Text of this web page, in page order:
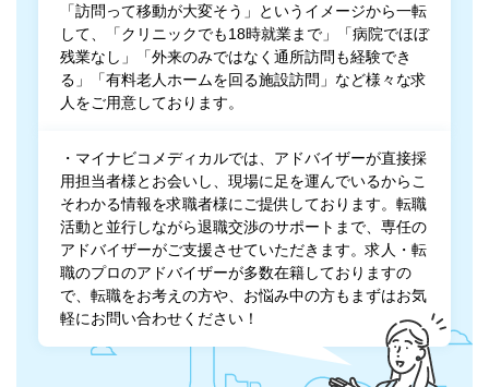
「訪問って移動が大変そう」というイメージから一転
して、「クリニックでも18時就業まで」「病院でほぼ
残業なし」「外来のみではなく通所訪問も経験でき
る」「有料老人ホームを回る施設訪問」など様々な求
人をご用意しております。
・マイナビコメディカルでは、アドバイザーが直接採
用担当者様とお会いし、現場に足を運んでいるからこ
そわかる情報を求職者様にご提供しております。転職
活動と並行しながら退職交渉のサポートまで、専任の
アドバイザーがご支援させていただきます。求人・転
職のプロのアドバイザーが多数在籍しておりますの
で、転職をお考えの方や、お悩み中の方もまずはお気
軽にお問い合わせください！